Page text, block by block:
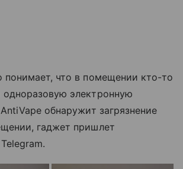
понимает, что в помещении кто-то
одноразовую электронную
обнаружит загрязнение
гаджет пришлет